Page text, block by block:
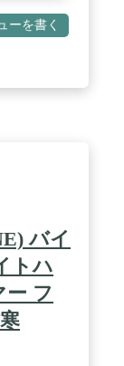
ーを書く
バイ
トハ
ー フ